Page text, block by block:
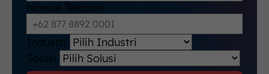
Nomor Telepon
Industri
Solusi